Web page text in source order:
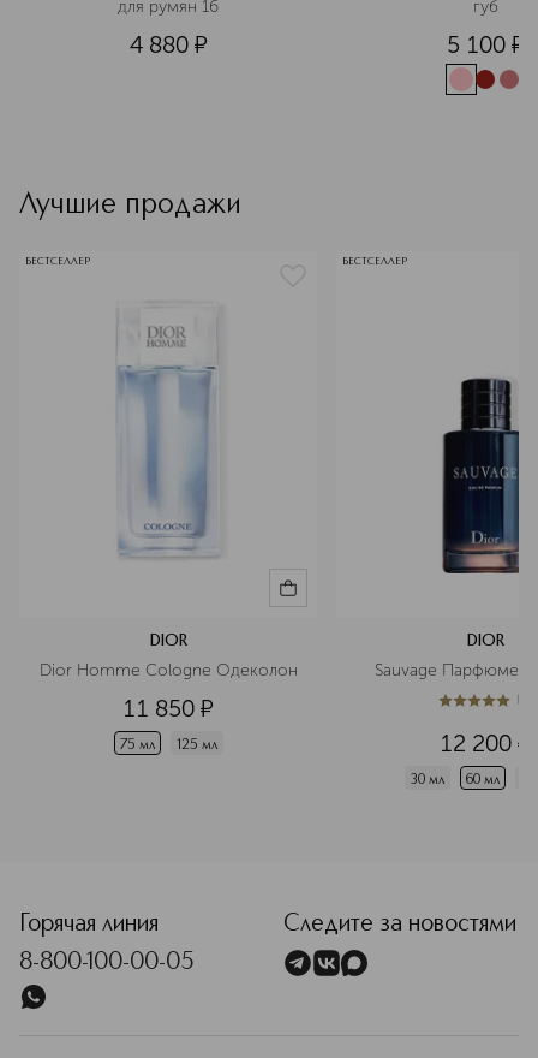
для румян 16
4 880 ¤
губ
5 100 ¤
Лучшие продажи
БЕСТСЕЛЛЕР
DIOR
Dior Homme Cologne Одеколон
11 850 ¤
75 мл 125 мл
БЕСТСЕЛЛЕР
DIOR
Sauvage
5из 51 (
12 200 ¤
30 мл 60 мл
Горячая линия
8-800-100-00-05
Следите за новостями